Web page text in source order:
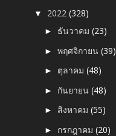
▼ 2022(328)
► ธันวาคม(23)
►พฤศจิกายน(39)
► ตุลาคม(48)
► กันยายน(48)
► สิงหาคม(55)
► กรกฎาคม(20)